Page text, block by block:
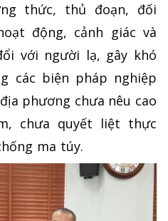
thức, thủ đoạn, đối
động, cảnh giác và
với người lạ, gây khó
các biện pháp nghiệp
phương chưa nêu cao
chưa quyết liệt thực
ma túy.